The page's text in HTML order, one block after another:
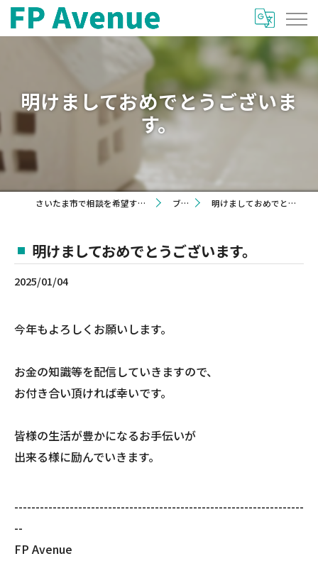
明けましておめでとうございま
す。
さいたま市で相談を希望するならFP Avenue ブログ 明けましておめでとうございます。
明けましておめでとうございます。
2025/01/04
今年もよろしくお願いします。
お金の知識等を配信していきますので、
お付き合い頂ければ幸いです。
皆様の生活が豊かになるお手伝いが
出来る様に励んでいきます。
--------------------------------------------------------------------
--
FP Avenue